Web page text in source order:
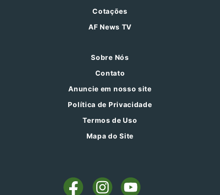
Cotações
AF News TV
Sobre Nós
Contato
Anuncie em nosso site
Política de Privacidade
Termos de Uso
Mapa do Site